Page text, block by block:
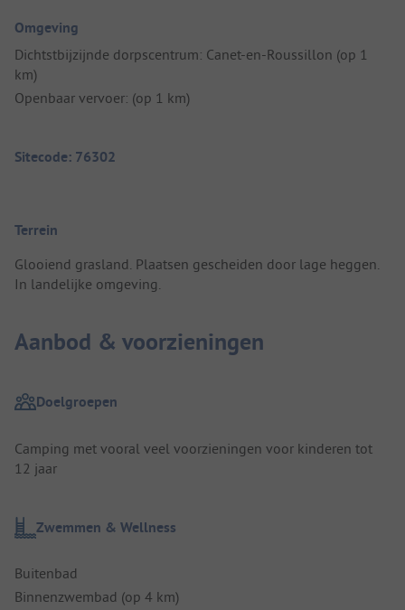
Omgeving
Dichtstbijzijnde dorpscentrum: Canet-en-Roussillon (op 1
km)
Openbaar vervoer: (op 1 km)
Sitecode: 76302
Terrein
Glooiend grasland. Plaatsen gescheiden door lage heggen.
In landelijke omgeving.
Aanbod & voorzieningen
Doelgroepen
Camping met vooral veel voorzieningen voor kinderen tot
12 jaar
Zwemmen & Wellness
Buitenbad
Binnenzwembad (op 4 km)